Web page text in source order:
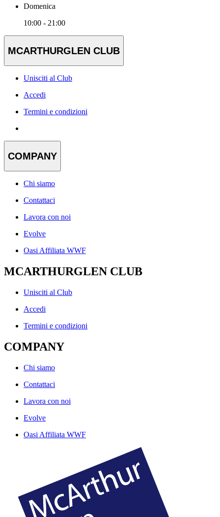
Domenica
10:00 - 21:00
MCARTHURGLEN CLUB
Unisciti al Club
Accedi
Termini e condizioni
COMPANY
Chi siamo
Contattaci
Lavora con noi
Evolve
Oasi Affiliata WWF
MCARTHURGLEN CLUB
Unisciti al Club
Accedi
Termini e condizioni
COMPANY
Chi siamo
Contattaci
Lavora con noi
Evolve
Oasi Affiliata WWF